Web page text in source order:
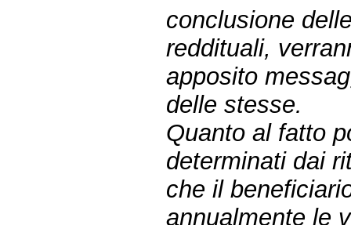
conclusione
reddituali,
apposito
delle stesse.
Quanto al fatto
determinati dai
che il
annualmente le